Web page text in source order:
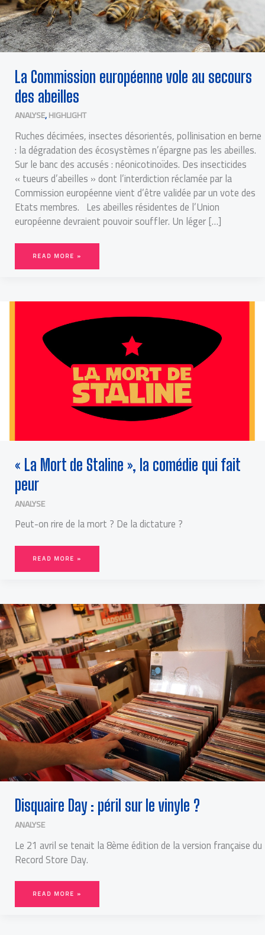
La Commission européenne vole au secours
des abeilles
ANALYSE,HIGHLIGHT
Ruches décimées, insectes désorientés, pollinisation en berne
: la dégradation des écosystèmes n’épargne pas les abeilles.
Sur le banc des accusés : néonicotinoïdes. Des insecticides
« tueurs d’abeilles » dont l’interdiction réclamée par la
Commission européenne vient d’être validée par un vote des
Etats membres. Les abeilles résidentes de l’Union
européenne devraient pouvoir souffler. Un léger […]
READ MORE »
« La Mort de Staline », la comédie qui fait
peur
ANALYSE
Peut-on rire de la mort ? De la dictature ?
«
STALINE
COMÉDIE
READ MORE »
Disquaire Day : péril sur le vinyle ?
ANALYSE
Le 21 avril se tenait la 8ème édition de la version française du
Record Store Day.
DISQUAIRE
DAY
:
PÉRIL
SUR
LE
VINYLE
?
READ MORE »